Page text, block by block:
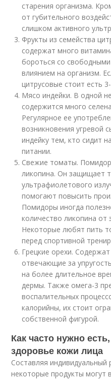
старения организма.
от губительного
слишком активного
Фрукты из семейства
содержат много
бороться со
влиянием на организм.
цитрусовые стоит есть
Мясо индейки. В одной
содержится много
Регулярное ее
возникновения угревой
индейку тем, кто сидит
питании.
Свежие томаты.
ликопина. Он защищает
ультрафиолетового
помогают повысить
Помидоры иногда
количество ликопина от
Некоторые любят пить
перед спортивной
Грецкие орехи.
отвечающие за
на более длительное
дермы. Также омега-3
воспалительных
калорийны, их стоит
собственной фигурой.
Как часто нужно
здоровье кожи лица
Составляя индивидуальный
некоторые продукты могут